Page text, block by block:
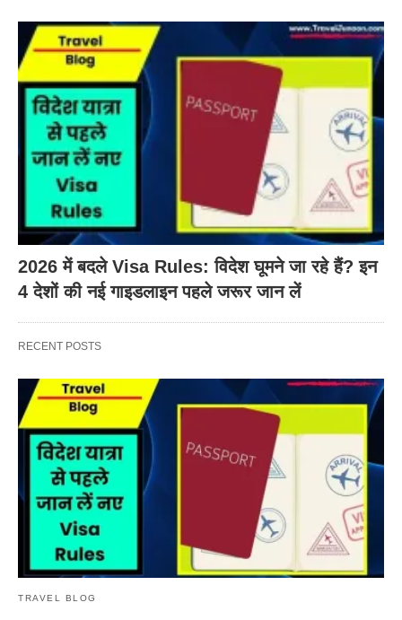
2026 में बदले Visa Rules: विदेश घूमने जा रहे हैं? इन
4 देशों की नई गाइडलाइन पहले जरूर जान लें
RECENT POSTS
TRAVEL BLOG